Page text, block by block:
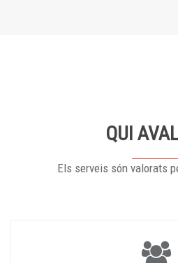
QUI
Els serveis són valorats